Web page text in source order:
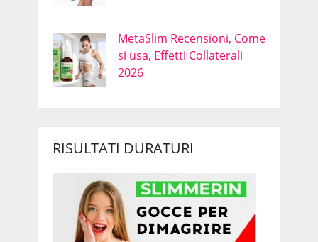
MetaSlim Recensioni, Come
si usa, Effetti Collaterali
2026
RISULTATI DURATURI